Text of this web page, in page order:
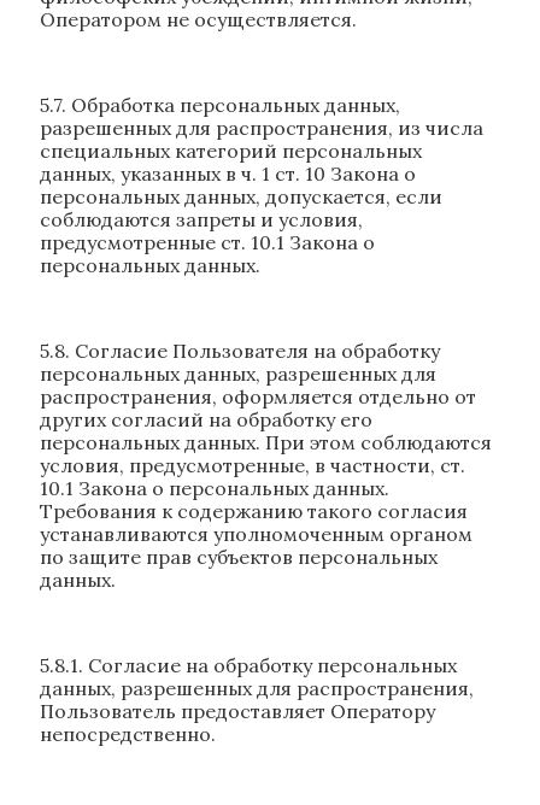
Оператором не осуществляется.
5.7. Обработка персональных данных,
разрешенных для распространения, из числа
специальных категорий персональных
данных, указанных в ч. 1 ст. 10 Закона о
персональных данных, допускается, если
соблюдаются запреты и условия,
предусмотренные ст. 10.1 Закона о
персональных данных.
5.8. Согласие Пользователя на обработку
персональных данных, разрешенных для
распространения, оформляется отдельно от
других согласий на обработку его
персональных данных. При этом соблюдаются
условия, предусмотренные, в частности, ст.
10.1 Закона о персональных данных.
Требования к содержанию такого согласия
устанавливаются уполномоченным органом
по защите прав субъектов персональных
данных.
5.8.1. Согласие на обработку персональных
данных, разрешенных для распространения,
Пользователь предоставляет Оператору
непосредственно.